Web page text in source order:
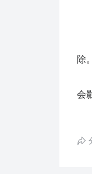
除。
会